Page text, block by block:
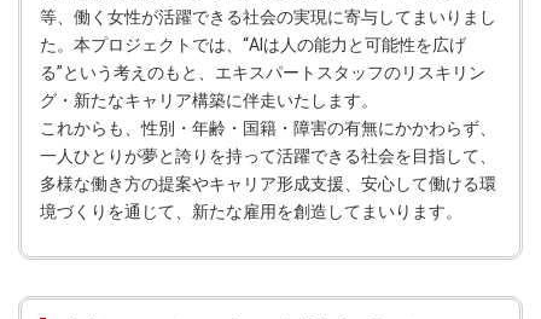
等、働く女性が活躍できる社会の実現に寄与してまいりまし
た。本プロジェクトでは、“AIは人の能力と可能性を広げ
る”という考えのもと、エキスパートスタッフのリスキリン
グ・新たなキャリア構築に伴走いたします。
これからも、性別・年齢・国籍・障害の有無にかかわらず、
一人ひとりが夢と誇りを持って活躍できる社会を目指して、
多様な働き方の提案やキャリア形成支援、安心して働ける環
境づくりを通じて、新たな雇用を創造してまいります。